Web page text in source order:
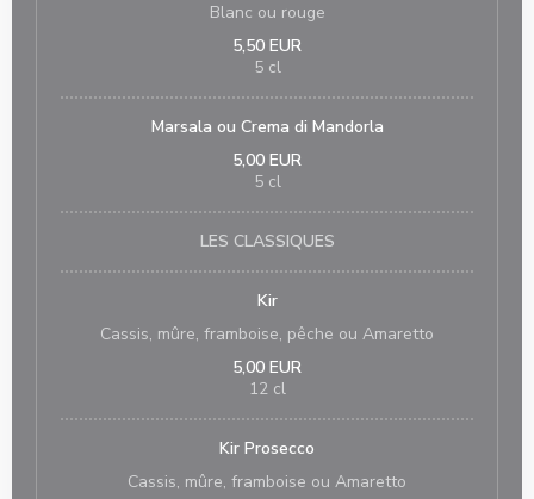
Blanc ou rouge
5,50 EUR
5 cl
Marsala ou Crema di Mandorla
5,00 EUR
5 cl
LES CLASSIQUES
Kir
Cassis, mûre, framboise, pêche ou Amaretto
5,00 EUR
12 cl
Kir Prosecco
Cassis, mûre, framboise ou Amaretto